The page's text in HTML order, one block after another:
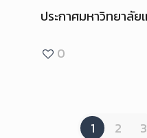
ประกาศมหาวิทยาลัย
0
1 2 3